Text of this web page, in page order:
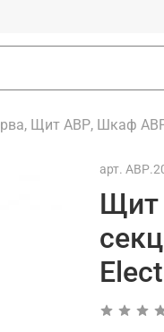
Щит АВР, Шкаф
арт.
Щит